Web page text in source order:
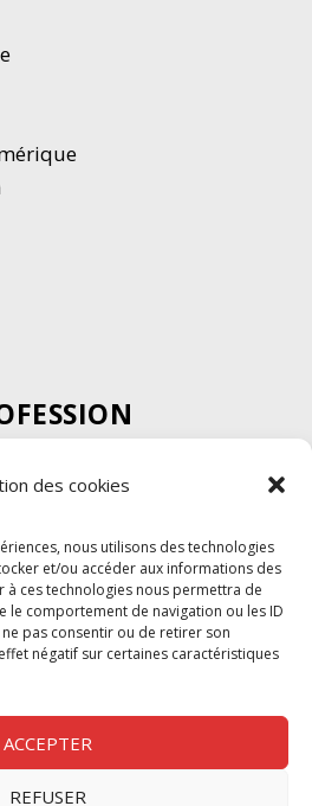
des cookies
nous utilisons des technologies
et/ou accéder aux informations des
à ces technologies nous permettra de
le comportement de navigation ou les ID
pas consentir ou de retirer son
négatif sur certaines caractéristiques
ACCEPTER
REFUSER